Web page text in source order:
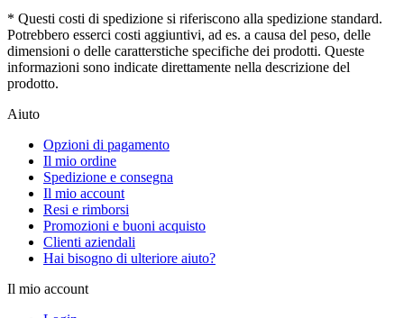
* Questi costi di spedizione si riferiscono alla spedizione standard.
Potrebbero esserci costi aggiuntivi, ad es. a causa del peso, delle
dimensioni o delle caratterstiche specifiche dei prodotti. Queste
informazioni sono indicate direttamente nella descrizione del
prodotto.
Aiuto
Opzioni di pagamento
Il mio ordine
Spedizione e consegna
Il mio account
Resi e rimborsi
Promozioni e buoni acquisto
Clienti aziendali
Hai bisogno di ulteriore aiuto?
Il mio account